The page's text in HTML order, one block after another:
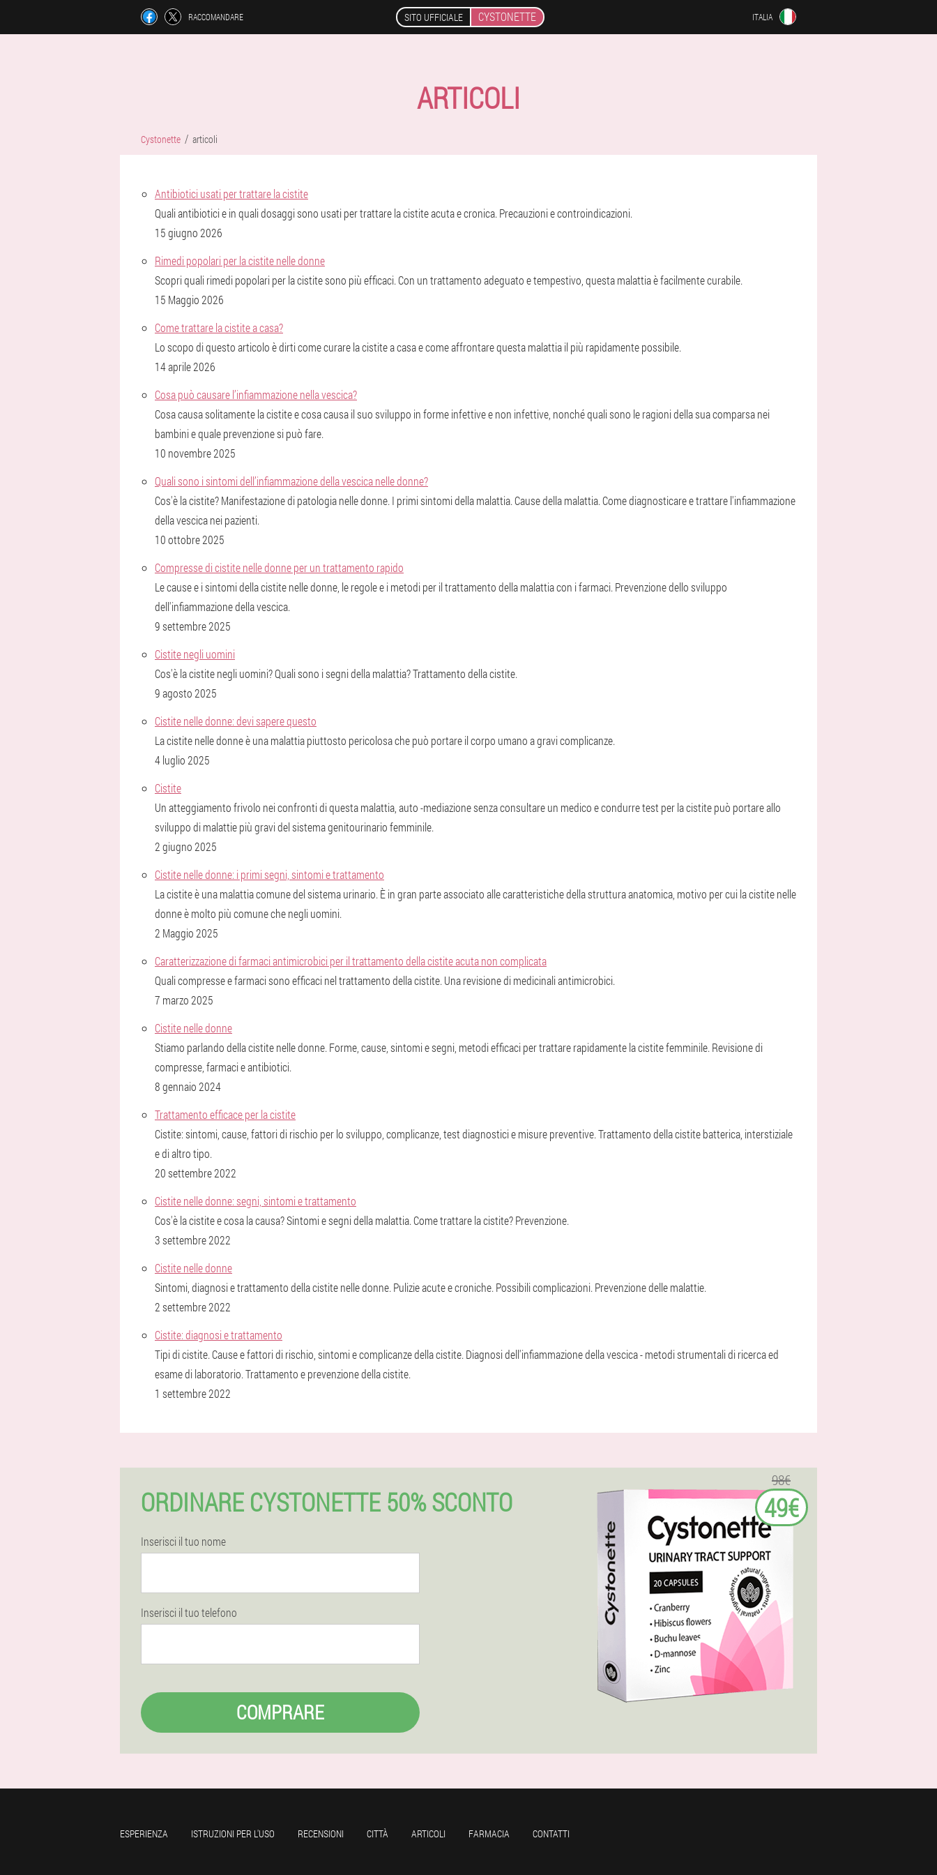
RACCOMANDARE SITO UFFICIALE CYSTONETTE ITALIA
ARTICOLI
Cystonette articoli
Antibiotici usati per trattare la cistite
Quali antibiotici e in quali dosaggi sono usati per trattare la cistite acuta e cronica. Precauzioni e controindicazioni.
15 giugno 2026
Rimedi popolari per la cistite nelle donne
Scopri quali rimedi popolari per la cistite sono più efficaci. Con un trattamento adeguato e tempestivo, questa malattia è facilmente curabile.
15 Maggio 2026
Come trattare la cistite a casa?
Lo scopo di questo articolo è dirti come curare la cistite a casa e come affrontare questa malattia il più rapidamente possibile.
14 aprile 2026
Cosa può causare l’infiammazione nella vescica?
Cosa causa solitamente la cistite e cosa causa il suo sviluppo in forme infettive e non infettive, nonché quali sono le ragioni della sua comparsa nei
bambini e quale prevenzione si può fare.
10 novembre 2025
Quali sono i sintomi dell’infiammazione della vescica nelle donne?
Cos'è la cistite? Manifestazione di patologia nelle donne. I primi sintomi della malattia. Cause della malattia. Come diagnosticare e trattare l'infiammazione
della vescica nei pazienti.
10 ottobre 2025
Compresse di cistite nelle donne per un trattamento rapido
Le cause e i sintomi della cistite nelle donne, le regole e i metodi per il trattamento della malattia con i farmaci. Prevenzione dello sviluppo
dell'infiammazione della vescica.
9 settembre 2025
Cistite negli uomini
Cos'è la cistite negli uomini? Quali sono i segni della malattia? Trattamento della cistite.
9 agosto 2025
Cistite nelle donne: devi sapere questo
La cistite nelle donne è una malattia piuttosto pericolosa che può portare il corpo umano a gravi complicanze.
4 luglio 2025
Cistite
Un atteggiamento frivolo nei confronti di questa malattia, auto -mediazione senza consultare un medico e condurre test per la cistite può portare allo
sviluppo di malattie più gravi del sistema genitourinario femminile.
2 giugno 2025
Cistite nelle donne: i primi segni, sintomi e trattamento
La cistite è una malattia comune del sistema urinario. È in gran parte associato alle caratteristiche della struttura anatomica, motivo per cui la cistite nelle
donne è molto più comune che negli uomini.
2 Maggio 2025
Caratterizzazione di farmaci antimicrobici per il trattamento della cistite acuta non complicata
Quali compresse e farmaci sono efficaci nel trattamento della cistite. Una revisione di medicinali antimicrobici.
7 marzo 2025
Cistite nelle donne
Stiamo parlando della cistite nelle donne. Forme, cause, sintomi e segni, metodi efficaci per trattare rapidamente la cistite femminile. Revisione di
compresse, farmaci e antibiotici.
8 gennaio 2024
Trattamento efficace per la cistite
Cistite: sintomi, cause, fattori di rischio per lo sviluppo, complicanze, test diagnostici e misure preventive. Trattamento della cistite batterica, interstiziale
e di altro tipo.
20 settembre 2022
Cistite nelle donne: segni, sintomi e trattamento
Cos'è la cistite e cosa la causa? Sintomi e segni della malattia. Come trattare la cistite? Prevenzione.
3 settembre 2022
Cistite nelle donne
Sintomi, diagnosi e trattamento della cistite nelle donne. Pulizie acute e croniche. Possibili complicazioni. Prevenzione delle malattie.
2 settembre 2022
Cistite: diagnosi e trattamento
Tipi di cistite. Cause e fattori di rischio, sintomi e complicanze della cistite. Diagnosi dell'infiammazione della vescica - metodi strumentali di ricerca ed
esame di laboratorio. Trattamento e prevenzione della cistite.
1 settembre 2022
ORDINARE CYSTONETTE 50% SCONTO
Inserisci il tuo nome
Inserisci il tuo telefono
COMPRARE
98€
49€
ESPERIENZA ISTRUZIONI PER L'USO RECENSIONI CITTÀ ARTICOLI FARMACIA CONTATTI